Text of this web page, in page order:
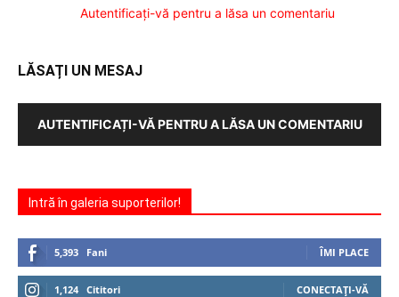
Autentificați-vă pentru a lăsa un comentariu
LĂSAȚI UN MESAJ
AUTENTIFICAȚI-VĂ PENTRU A LĂSA UN COMENTARIU
Intră în galeria suporterilor!
5,393 Fani ÎMI PLACE
1,124 Cititori CONECTAȚI-VĂ